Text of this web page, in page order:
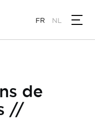
FR NL
de
//